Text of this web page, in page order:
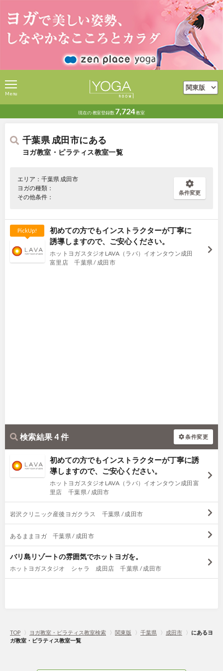
現在の教室登録数 7,724教室
Menu
千葉県 成田市にある
ヨガ教室・ピラティス教室一覧
エリア：千葉県 成田市
ヨガの種類：
その他条件：
条件変更
PickUp!
初めての方でもインストラクターが丁寧に
誘導しますので、ご安心ください。
ホットヨガスタジオLAVA（ラバ）イオンタウン成田
富里店 千葉県 / 成田市
検索結果 4 件 条件変更
初めての方でもインストラクターが丁寧に誘
導しますので、ご安心ください。
ホットヨガスタジオLAVA（ラバ）イオンタウン成田富
里店 千葉県 / 成田市
岩沢クリニック産後ヨガクラス 千葉県 / 成田市
あるままヨガ 千葉県 / 成田市
バリ島リゾートの雰囲気でホットヨガを。
ホットヨガスタジオ シャラ 成田店 千葉県 / 成田市
TOP 〉 ヨガ教室・ピラティス教室検索 〉 関東版 〉 千葉県 〉 成田市 〉 にあるヨ
ガ教室・ピラティス教室一覧